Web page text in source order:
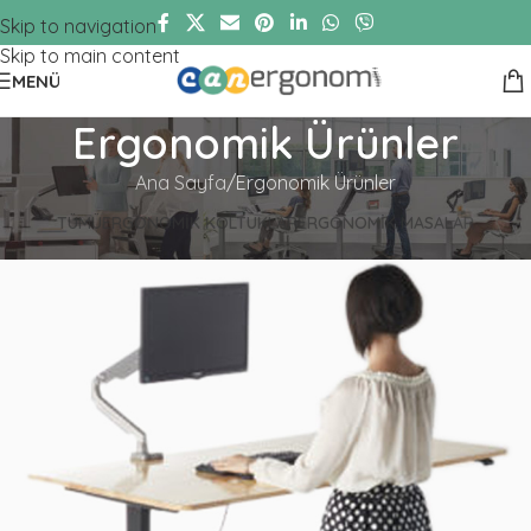
Skip to navigation
Skip to main content
MENÜ
Ergonomik Ürünler
Ana Sayfa Ergonomik Ürünler
TÜMÜ ERGONOMIK KOLTUKLARERGONOMIK MASALAR